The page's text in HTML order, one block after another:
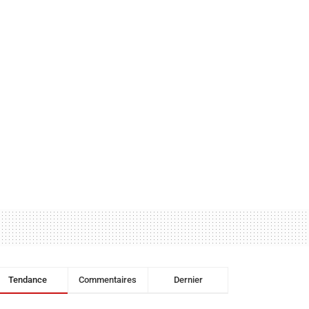
Tendance Commentaires Dernier